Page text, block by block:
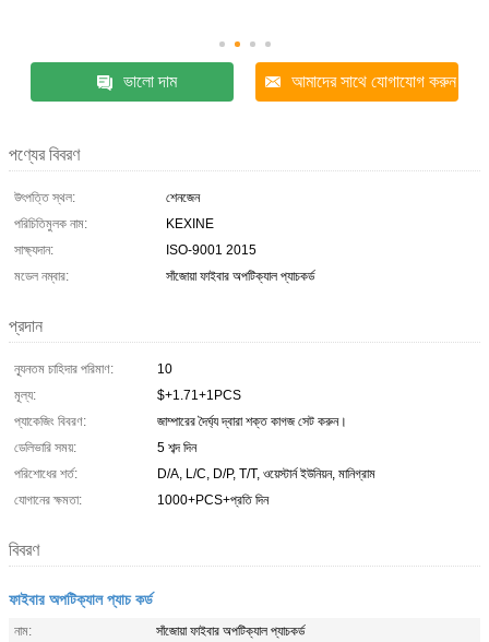
ভালো দাম আমাদের সাথে যোগাযোগ করুন
পণ্যের বিবরণ
উৎপত্তি স্থল:
শেনজেন
পরিচিতিমুলক নাম:
KEXINE
সাক্ষ্যদান:
ISO-9001 2015
মডেল নম্বার:
সাঁজোয়া ফাইবার অপটিক্যাল প্যাচকর্ড
প্রদান
ন্যূনতম চাহিদার পরিমাণ:
10
মূল্য:
$+1.71+1PCS
প্যাকেজিং বিবরণ:
জাম্পারের দৈর্ঘ্য দ্বারা শক্ত কাগজ সেট করুন।
ডেলিভারি সময়:
5 শব্দ দিন
পরিশোধের শর্ত:
D/A, L/C, D/P, T/T, ওয়েস্টার্ন ইউনিয়ন, মানিগ্রাম
যোগানের ক্ষমতা:
1000+PCS+প্রতি দিন
বিবরণ
ফাইবার অপটিক্যাল প্যাচ কর্ড
নাম:
সাঁজোয়া ফাইবার অপটিক্যাল প্যাচকর্ড